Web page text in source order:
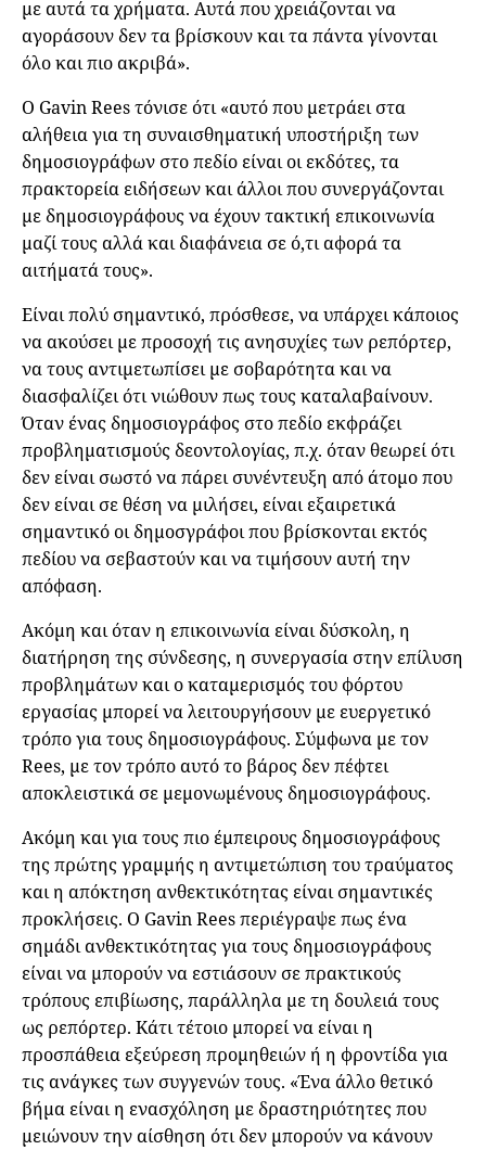
με αυτά τα χρήματα. Αυτά που χρειάζονται να
αγοράσουν δεν τα βρίσκουν και τα πάντα γίνονται
όλο και πιο ακριβά».
Ο Gavin Rees τόνισε ότι «αυτό που μετράει στα
αλήθεια για τη συναισθηματική υποστήριξη των
δημοσιογράφων στο πεδίο είναι οι εκδότες, τα
πρακτορεία ειδήσεων και άλλοι που συνεργάζονται
με δημοσιογράφους να έχουν τακτική επικοινωνία
μαζί τους αλλά και διαφάνεια σε ό,τι αφορά τα
αιτήματά τους».
Είναι πολύ σημαντικό, πρόσθεσε, να υπάρχει κάποιος
να ακούσει με προσοχή τις ανησυχίες των ρεπόρτερ,
να τους αντιμετωπίσει με σοβαρότητα και να
διασφαλίζει ότι νιώθουν πως τους καταλαβαίνουν.
Όταν ένας δημοσιογράφος στο πεδίο εκφράζει
προβληματισμούς δεοντολογίας, π.χ. όταν θεωρεί ότι
δεν είναι σωστό να πάρει συνέντευξη από άτομο που
δεν είναι σε θέση να μιλήσει, είναι εξαιρετικά
σημαντικό οι δημοσγράφοι που βρίσκονται εκτός
πεδίου να σεβαστούν και να τιμήσουν αυτή την
απόφαση.
Ακόμη και όταν η επικοινωνία είναι δύσκολη, η
διατήρηση της σύνδεσης, η συνεργασία στην επίλυση
προβλημάτων και ο καταμερισμός του φόρτου
εργασίας μπορεί να λειτουργήσουν με ευεργετικό
τρόπο για τους δημοσιογράφους. Σύμφωνα με τον
Rees, με τον τρόπο αυτό το βάρος δεν πέφτει
αποκλειστικά σε μεμονωμένους δημοσιογράφους.
Ακόμη και για τους πιο έμπειρους δημοσιογράφους
της πρώτης γραμμής η αντιμετώπιση του τραύματος
και η απόκτηση ανθεκτικότητας είναι σημαντικές
προκλήσεις. Ο Gavin Rees περιέγραψε πως ένα
σημάδι ανθεκτικότητας για τους δημοσιογράφους
είναι να μπορούν να εστιάσουν σε πρακτικούς
τρόπους επιβίωσης, παράλληλα με τη δουλειά τους
ως ρεπόρτερ. Κάτι τέτοιο μπορεί να είναι η
προσπάθεια εξεύρεση προμηθειών ή η φροντίδα για
τις ανάγκες των συγγενών τους. «Ένα άλλο θετικό
βήμα είναι η ενασχόληση με δραστηριότητες που
μειώνουν την αίσθηση ότι δεν μπορούν να κάνουν